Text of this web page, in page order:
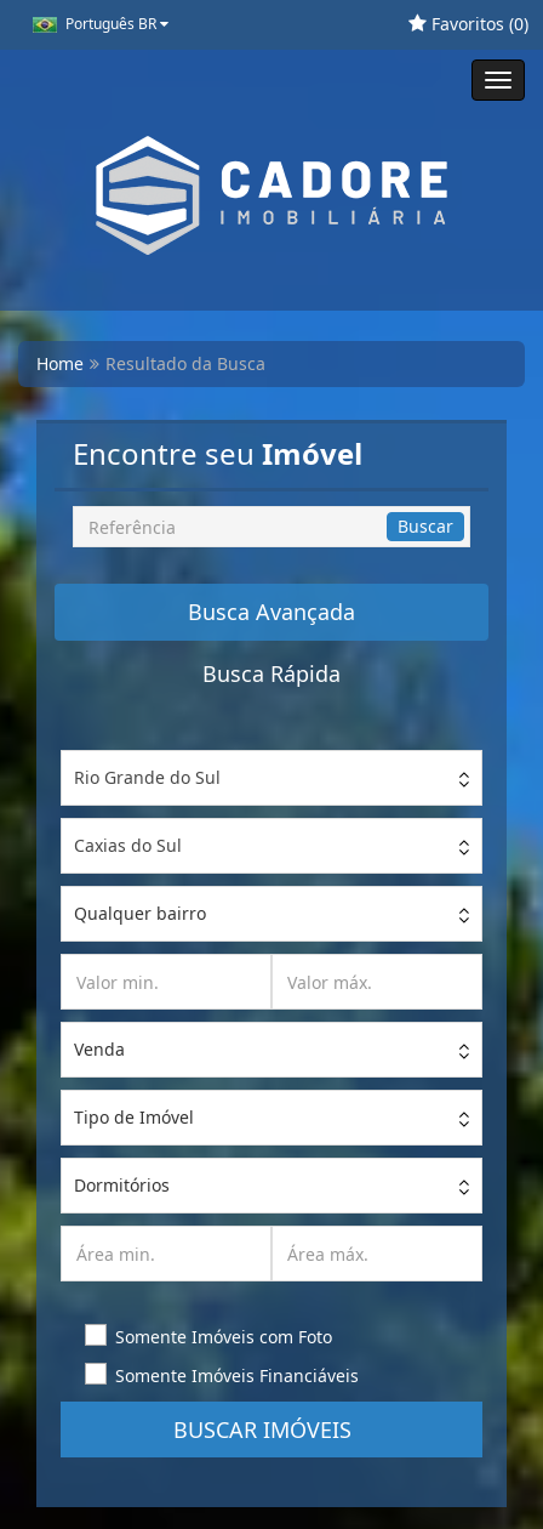
Português BR Favoritos (0)
Home Resultado da Busca
Encontre seu Imóvel
Busca
por
Buscar
Busca Avançada
Busca Rápida
Rio Grande do Sul
Caxias do Sul
Qualquer bairro
Venda
Tipo de Imóvel
Dormitórios
Somente Imóveis com Foto
Somente Imóveis Financiáveis
BUSCAR IMÓVEIS